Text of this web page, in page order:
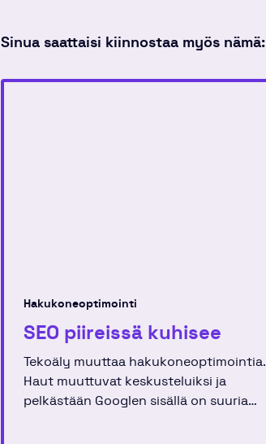
Sinua saattaisi kiinnostaa myös nämä:
Hakukoneoptimointi
SEO piireissä kuhisee
Tekoäly muuttaa hakukoneoptimointia.
Haut muuttuvat keskusteluiksi ja
pelkästään Googlen sisällä on suuria